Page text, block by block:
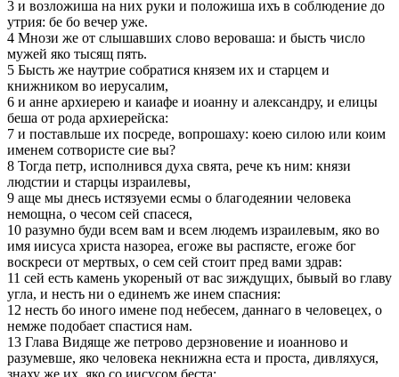
3 и возложиша на них руки и положиша ихъ в соблюдение до
утрия: бе бо вечер уже.
4 Мнози же от слышавших слово вероваша: и бысть число
мужей яко тысящ пять.
5 Бысть же наутрие собратися князем их и старцем и
книжником во иерусалим,
6 и анне архиерею и каиафе и иоанну и александру, и елицы
беша от рода архиерейска:
7 и поставльше их посреде, вопрошаху: коею силою или коим
именем сотвористе сие вы?
8 Тогда петр, исполнився духа свята, рече къ ним: князи
людстии и старцы израилевы,
9 аще мы днесь истязуеми есмы о благодеянии человека
немощна, о чесом сей спасеся,
10 разумно буди всем вам и всем людемъ израилевым, яко во
имя иисуса христа назореа, егоже вы распясте, егоже бог
воскреси от мертвых, о сем сей стоит пред вами здрав:
11 сей есть камень укореный от вас зиждущих, бывый во главу
угла, и несть ни о единемъ же инем спасния:
12 несть бо иного имене под небесем, даннаго в человецех, о
немже подобает спастися нам.
13 Глава Видяще же петрово дерзновение и иоанново и
разумевше, яко человека некнижна еста и проста, дивляхуся,